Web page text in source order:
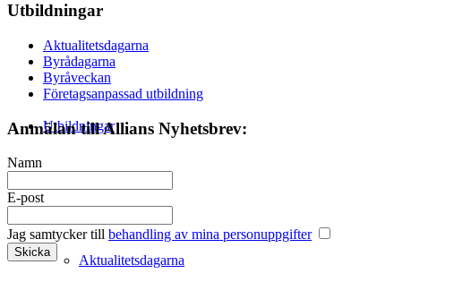
Utbildningar
Aktualitetsdagarna
Utbildningar
Aktualitetsdagarna
Byrådagarna
Byråveckan
Företagsanpassad utbildning
Anmälan till Allians Nyhetsbrev:
Namn
E-post
Jag samtycker till behandling av mina personuppgifter